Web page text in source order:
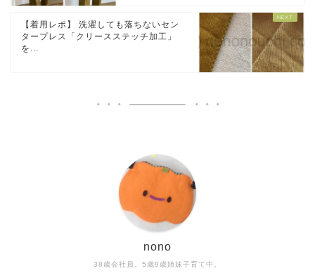
【着用レポ】 洗濯しても落ちないセン
タープレス「クリースステッチ加工」
を...
38歳会社員。5歳9歳姉妹子育て中。
nono